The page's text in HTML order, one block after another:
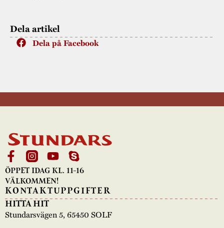
Dela artikel
Dela på Facebook
ÖPPET IDAG KL. 11-16
VÄLKOMMEN!
KONTAKTUPPGIFTER
HITTA HIT
Stundarsvägen 5, 65450 SOLF